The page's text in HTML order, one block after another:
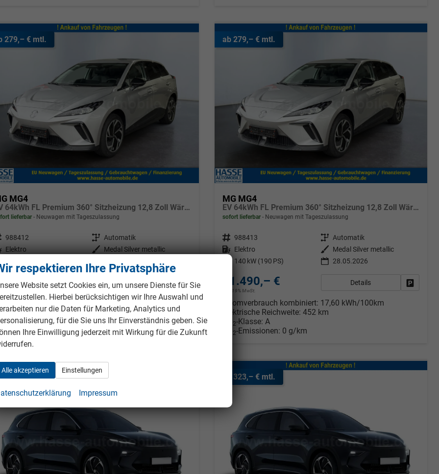
279,– € mtl.
MG4
EV 64kWh FL Premium 360° Sitzheizung 12,8 Zoll Wärmepumpe
lieferbar Neuwagen mit Tageszulassung
988412 Getriebe Automatik
Elektro Außenfarbe
Medal Silver metallic
€ Details Fahrzeug parken
kombiniert: 17,60 kWh/100km
Reichweite: 452 km
2-Klasse: A
2-Emissionen:0 g/km
ab 279,– € mtl.
MG MG4
EV 64kWh FL Premium 360° Sitzheizung 12,8 Zoll Wärmepumpe
sofort lieferbar Neuwagen mit Tageszulassung
Fahrzeugnr. 988413 Getriebe Automatik
Kraftstoff Elektro Außenfarbe
Medal Silver metallic
140 kW (190 PS) 28.05.2026
31.490,– €
incl. 19% MwSt.
Details
Stromverbrauch kombiniert: 17,60 kWh/100km
Elektrische Reichweite: 452 km
2-Klasse: A
2-Emissionen: 0 g/km
323,– € mtl. ab 323,– € mtl.
respektieren Ihre Privatsphäre
Website setzt Cookies ein, um unsere Dienste für Sie
Hierbei berücksichtigen wir Ihre Auswahl und
nur die Daten für Marketing, Analytics und
für die Sie uns Ihr Einverständnis geben. Sie
Ihre Einwilligung jederzeit mit Wirkung für die Zukunft
Alle akzeptieren Einstellungen
Impressum